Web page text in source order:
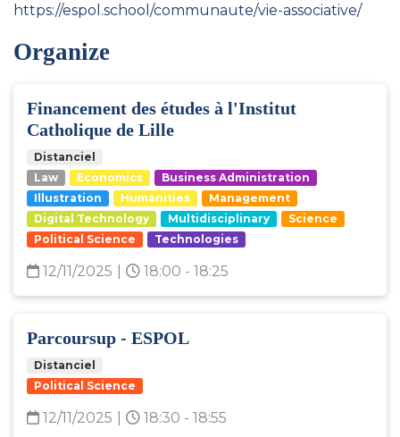
https://espol.school/communaute/vie-associative/
Organize
Financement des études à l'Institut
Catholique de Lille
Distanciel
Law
Economics
Business Administration
Illustration
Humanities
Management
Digital Technology
Multidisciplinary
Science
Political Science
Technologies
12/11/2025 18:00 - 18:25
Parcoursup - ESPOL
Distanciel
Political Science
12/11/2025 18:30 - 18:55